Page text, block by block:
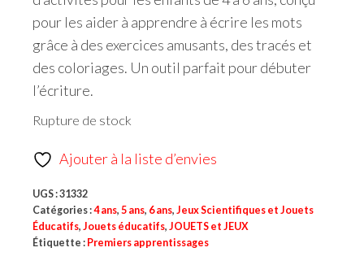
pour les aider à apprendre à écrire les mots
grâce à des exercices amusants, des tracés et
des coloriages. Un outil parfait pour débuter
l’écriture.
Rupture de stock
Ajouter à la liste d’envies
UGS :31332
Catégories :4 ans, 5 ans, 6 ans, Jeux Scientifiques et Jouets
Éducatifs, Jouets éducatifs, JOUETS et JEUX
Étiquette : Premiers apprentissages